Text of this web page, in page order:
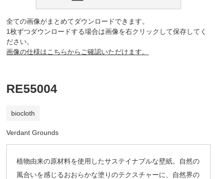
全ての画像がまとめてダウンロードできます。
1枚ずつダウンロードする場合は画像を右クリックして保存してく
ださい。
画像の仕様はこちらからご確認いただけます。
RE55004
biocloth
Verdant Grounds
植物由来の原材料を使用したサステイナブルな壁紙。自然の
風合いを感じるおおらかな塗りのテクスチャーに、自然界の